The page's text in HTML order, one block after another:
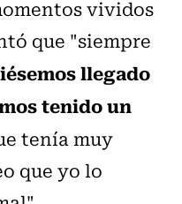
vividos
que "siempre
llegado
tenido un
tenía muy
que yo lo